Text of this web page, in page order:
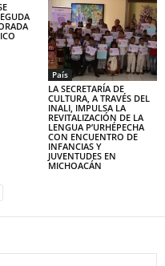
País
LA SECRETARÍA DE
CULTURA, A TRAVÉS DEL
INALI, IMPULSA LA
REVITALIZACIÓN DE LA
LENGUA P’URHÉPECHA
CON ENCUENTRO DE
INFANCIAS Y
JUVENTUDES EN
MICHOACÁN